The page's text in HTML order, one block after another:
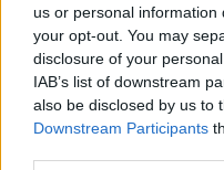
us or personal
your opt-out. You may
disclosure of your
IAB’s list of downstream
also be disclosed by us to
Downstream Participants
βλέμματα με το
της
SHOWBIZ
«Θα γίνετε ρόμπα…» -